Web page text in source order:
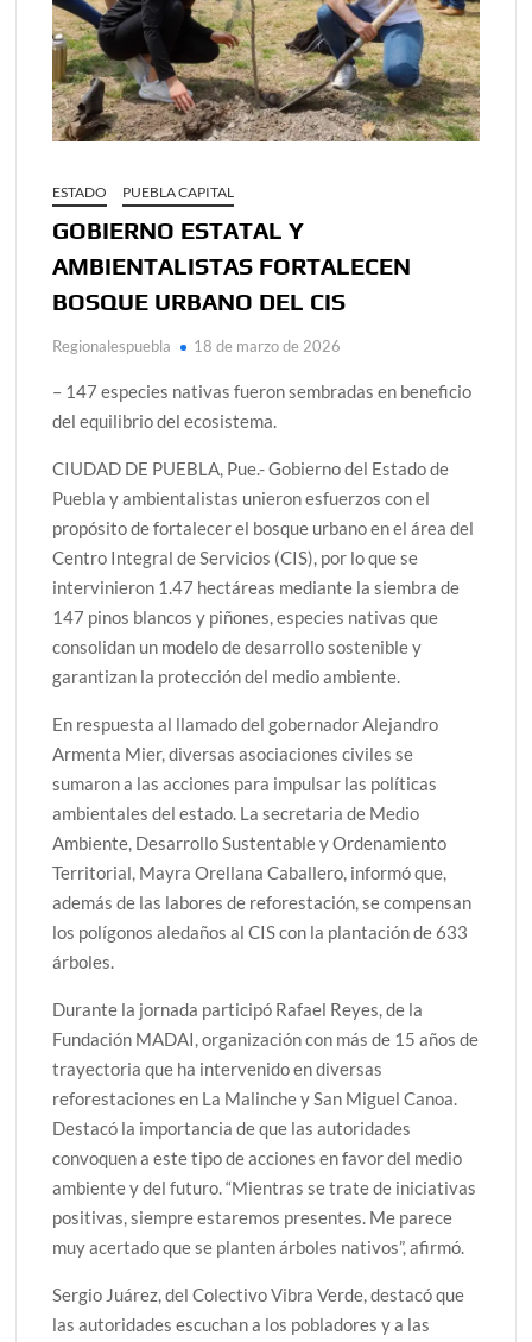
ESTADO PUEBLA CAPITAL
GOBIERNO ESTATAL Y
AMBIENTALISTAS FORTALECEN
BOSQUE URBANO DEL CIS
Regionalespuebla 18 de marzo de 2026
– 147 especies nativas fueron sembradas en beneficio
del equilibrio del ecosistema.
CIUDAD DE PUEBLA, Pue.- Gobierno del Estado de
Puebla y ambientalistas unieron esfuerzos con el
propósito de fortalecer el bosque urbano en el área del
Centro Integral de Servicios (CIS), por lo que se
intervinieron 1.47 hectáreas mediante la siembra de
147 pinos blancos y piñones, especies nativas que
consolidan un modelo de desarrollo sostenible y
garantizan la protección del medio ambiente.
En respuesta al llamado del gobernador Alejandro
Armenta Mier, diversas asociaciones civiles se
sumaron a las acciones para impulsar las políticas
ambientales del estado. La secretaria de Medio
Ambiente, Desarrollo Sustentable y Ordenamiento
Territorial, Mayra Orellana Caballero, informó que,
además de las labores de reforestación, se compensan
los polígonos aledaños al CIS con la plantación de 633
árboles.
Durante la jornada participó Rafael Reyes, de la
Fundación MADAI, organización con más de 15 años de
trayectoria que ha intervenido en diversas
reforestaciones en La Malinche y San Miguel Canoa.
Destacó la importancia de que las autoridades
convoquen a este tipo de acciones en favor del medio
ambiente y del futuro. “Mientras se trate de iniciativas
positivas, siempre estaremos presentes. Me parece
muy acertado que se planten árboles nativos”, afirmó.
Sergio Juárez, del Colectivo Vibra Verde, destacó que
las autoridades escuchan a los pobladores y a las